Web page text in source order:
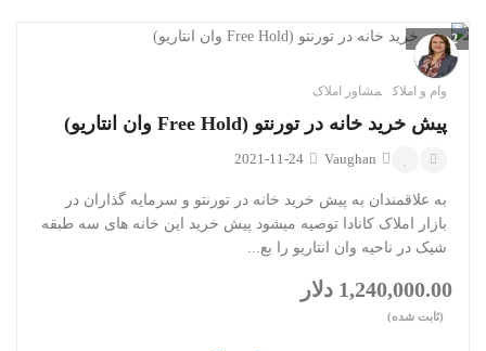
2تصویر
وام و املاک مشاور املاک
پیش خرید خانه در تورنتو (Free Hold وان انتاریو)
Vaughan
2021-11-24
به علاقمندان به پیش خرید خانه در تورنتو و سرمایه گذاران در
بازار املاک کانادا توصیه میشود پیش خرید این خانه های سه طبقه
شیک در ناحیه وان انتاریو را بع...
1,240,000.00 دلار
(ثابت شده)